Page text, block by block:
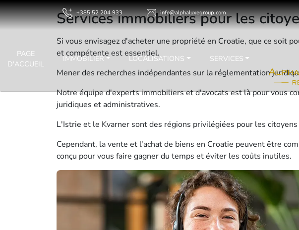
+385 52 204 933 info@alphaluxegroup.com
PAGE
D'ACCUEIL
IMMOBILIER LOCALISATIONS SERVICES
Services immobiliers pour les
Si vous envisagez d'acheter une propriété en Croatie, que ce soit
et compétente est essentiel.
Mener des recherches indépendantes sur la réglementation
Notre équipe d'experts immobiliers et d'avocats est là pour vous
juridiques et administratives.
L'Istrie et le Kvarner sont des régions privilégiées pour les
Cependant, la vente et l'achat de biens en Croatie peuvent être
conçu pour vous faire gagner du temps et éviter les coûts inutiles.